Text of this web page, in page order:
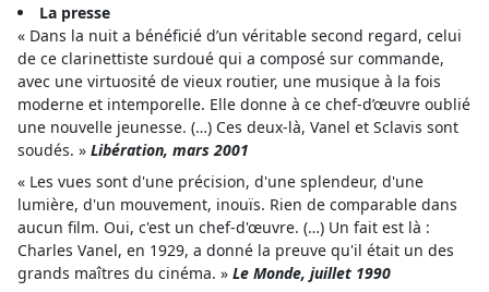
La presse
« Dans la nuit a bénéficié d’un véritable second regard, celui
de ce clarinettiste surdoué qui a composé sur commande,
avec une virtuosité de vieux routier, une musique à la fois
moderne et intemporelle. Elle donne à ce chef-d’œuvre oublié
une nouvelle jeunesse. (…) Ces deux-là, Vanel et Sclavis sont
soudés. » Libération, mars 2001
« Les vues sont d'une précision, d'une splendeur, d'une
lumière, d'un mouvement, inouïs. Rien de comparable dans
aucun film. Oui, c'est un chef-d'œuvre. (…) Un fait est là :
Charles Vanel, en 1929, a donné la preuve qu'il était un des
grands maîtres du cinéma. » Le Monde, juillet 1990